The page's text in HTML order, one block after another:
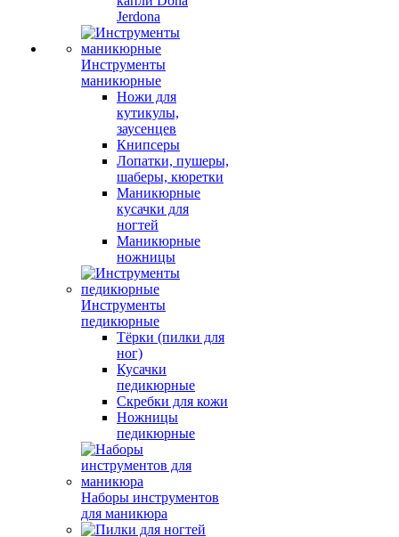
Jerdona
Инструменты
маникюрные
Ножи для
кутикулы,
заусенцев
Книпсеры
Лопатки, пушеры,
шаберы, кюретки
Маникюрные
кусачки для
ногтей
Маникюрные
ножницы
Инструменты
педикюрные
Тёрки (пилки для
ног)
Кусачки
педикюрные
Скребки для кожи
Ножницы
педикюрные
Наборы инструментов
для маникюра